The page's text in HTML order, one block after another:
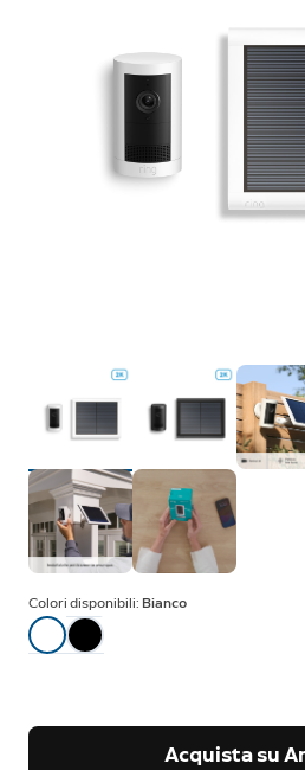
Colori disponibili: Bianco
Acquista su